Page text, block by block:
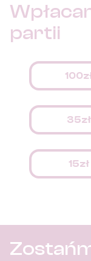
partii
35zł
15zł